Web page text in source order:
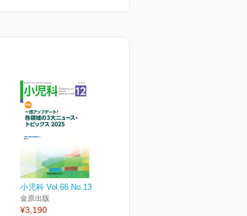
小児科 Vol.66 No.13
金原出版
¥3,190